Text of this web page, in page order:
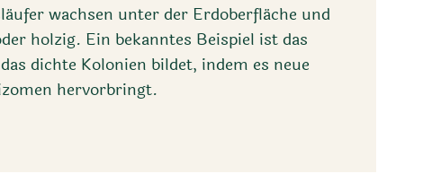
wachsen unter der Erdoberfläche und
holzig. Ein bekanntes Beispiel ist das
dichte Kolonien bildet, indem es neue
hervorbringt.